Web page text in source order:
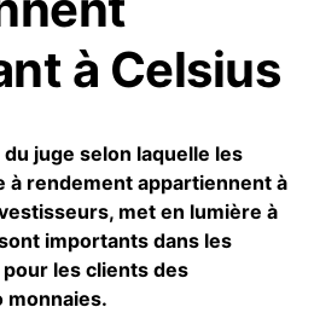
à Celsius
juge selon laquelle les
à rendement appartiennent à
met en lumière à
importants dans les
les clients des